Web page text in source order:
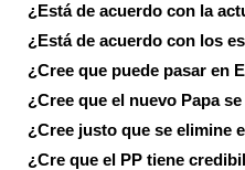
¿Está de acuerdo con la
¿Está de acuerdo con los
¿Cree que puede pasar en
¿Cree que el nuevo Papa
¿Cree justo que se elimine
¿Cre que el PP tiene